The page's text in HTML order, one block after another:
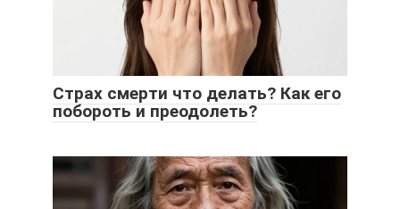
Страх смерти что делать? Как его
побороть и преодолеть?